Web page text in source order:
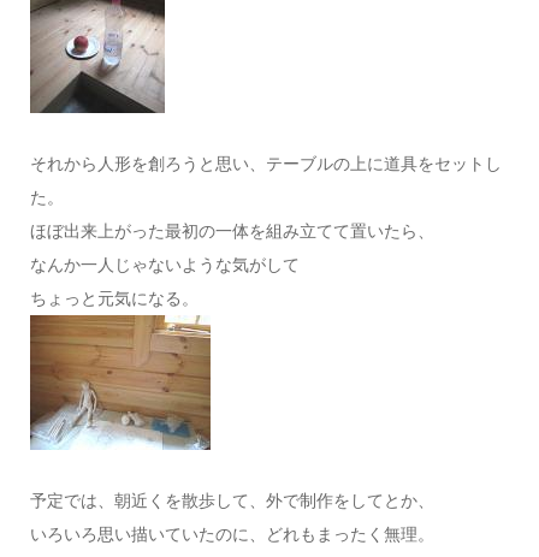
それから人形を創ろうと思い、テーブルの上に道具をセットし
た。
ほぼ出来上がった最初の一体を組み立てて置いたら、
なんか一人じゃないような気がして
ちょっと元気になる。
予定では、朝近くを散歩して、外で制作をしてとか、
いろいろ思い描いていたのに、どれもまったく無理。